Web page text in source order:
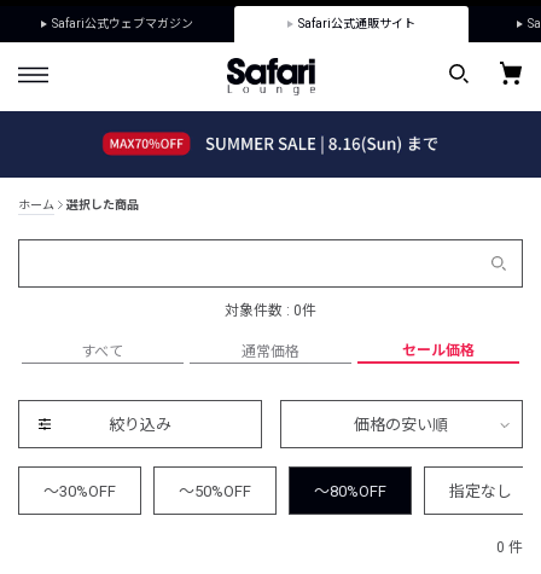
Safari公式ウェブマガジン Safari公式通販サイト
ホーム 選択した商品
対象件数 : 0件
すべて 通常価格 セール価格
絞り込み 価格の安い順
～30%OFF ～50%OFF ～80%OFF 指定なし
0 件